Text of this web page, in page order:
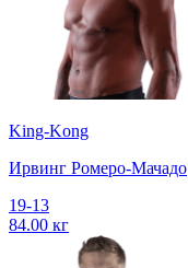
King-Kong
Ирвинг Ромеро-Мачадо
19-13
84.00 кг